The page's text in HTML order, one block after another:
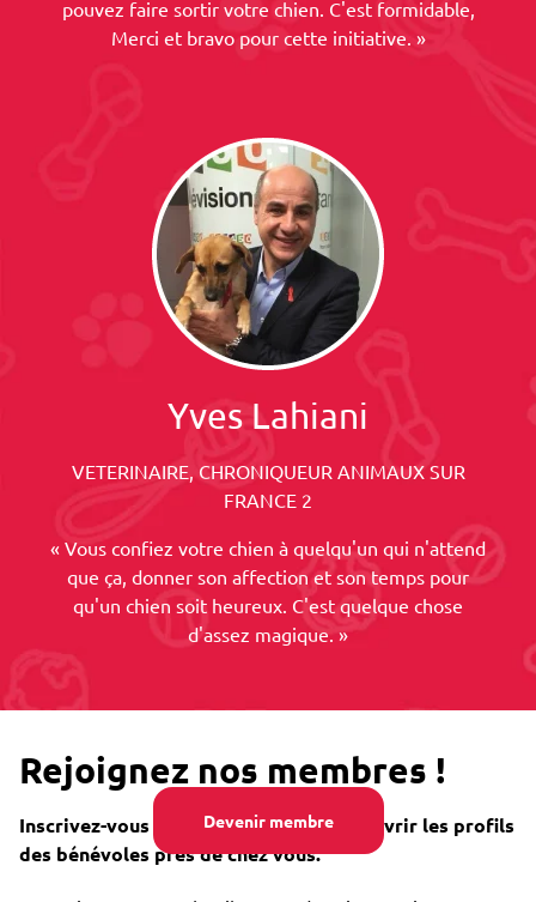
Devenir membre
pouvez faire sortir votre chien. C'est formidable,
Merci et bravo pour cette initiative. »
Yves Lahiani
VETERINAIRE, CHRONIQUEUR ANIMAUX SUR
FRANCE 2
« Vous confiez votre chien à quelqu'un qui n'attend
que ça, donner son affection et son temps pour
qu'un chien soit heureux. C'est quelque chose
d'assez magique. »
Rejoignez nos membres !
Inscrivez-vous gratuitement pour découvrir les profils
des bénévoles près de chez vous.